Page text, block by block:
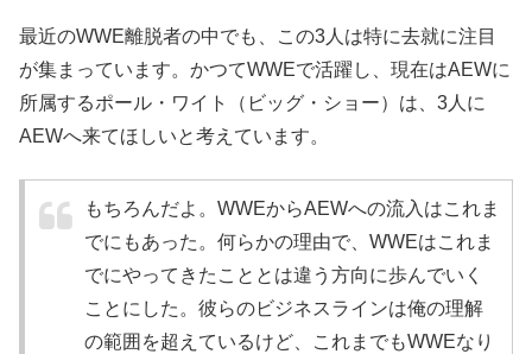
最近のWWE離脱者の中でも、この3人は特に去就に注目
が集まっています。かつてWWEで活躍し、現在はAEWに
所属するポール・ワイト（ビッグ・ショー）は、3人に
AEWへ来てほしいと考えています。
もちろんだよ。WWEからAEWへの流入はこれま
でにもあった。何らかの理由で、WWEはこれま
でにやってきたこととは違う方向に歩んでいく
ことにした。彼らのビジネスラインは俺の理解
の範囲を超えているけど、これまでもWWEなり